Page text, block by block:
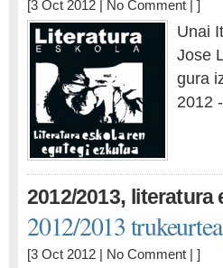
[3 Oct 2012 | No Comment | ]
Unai
Jose
gura
2012
2012/2013, literatura
2012/2013
[3 Oct 2012 | No Comment | ]